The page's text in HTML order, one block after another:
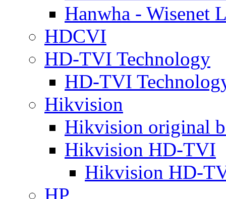
Hanwha - Wisenet
HDCVI
HD-TVI Technology
HD-TVI
Hikvision
Hikvision original
Hikvision HD-TVI
Hikvision HD-
HP